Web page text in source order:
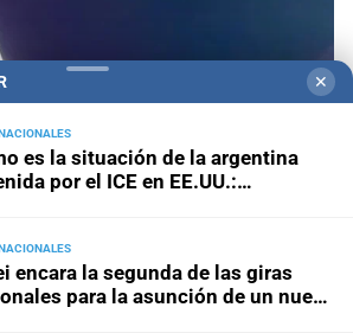
✕
es la situación de la argentina
por el ICE en EE.UU.:
encara la segunda de las giras
para la asunción de un nuevo